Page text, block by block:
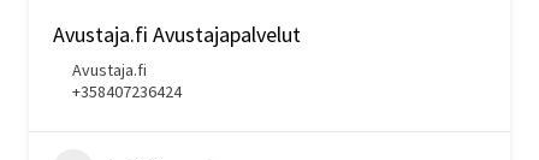
Avustaja.fi Avustajapalvelut
Avustaja.fi
+358407236424